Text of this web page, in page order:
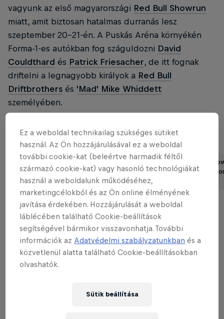
vagyunk az első magyarországi Red Bull Showrun
miatt, amit biztosan hatalmas durranás lesz
szeptember 20-21-én. A Puskás Aréna környékén
Forma-1-es autókban fog száguldozni David
Couldthard és Patrick Friesacher, de itt fognak
driftelni a legnagyobb királyok a Red Bull
Driftbrothers és 'Mad' Mike Whiddett
személyében.
Red Bull Showrun
20 – 21 Szeptember 2025
A Red Bull
feltűnik a
A jó hírünk viszont az, hogy nemcsak a négy-, de a
kétkerekes száguldás szerelmeseinek is
kedveskedni fogunk, hiszen nem kisebb sztár tart
majd bemutatót, mint a motoros kaszkadőrkirály, a
Ez a weboldal technikailag szükséges sütiket
használ. Az Ön hozzájárulásával ez a weboldal
további cookie-kat (beleértve harmadik féltől
származó cookie-kat) vagy hasonló technológiákat
használ a weboldalunk működéséhez,
marketingcélokból és az Ön online élményének
javítása érdekében. Hozzájárulását a weboldal
láblécében található Cookie-beállítások
segítségével bármikor visszavonhatja. További
információk az Adatvédelmi szabályzatunkban és a
közvetlenül alatta található Cookie-beállításokban
olvashatók.
Sütik beállítása